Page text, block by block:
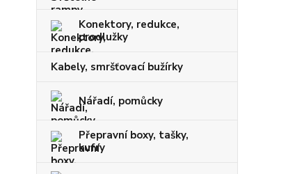
Konektory, redukce,
prodlužky
Kabely, smršťovací bužírky
Nářadí, pomůcky
Přepravní boxy, tašky,
kufry